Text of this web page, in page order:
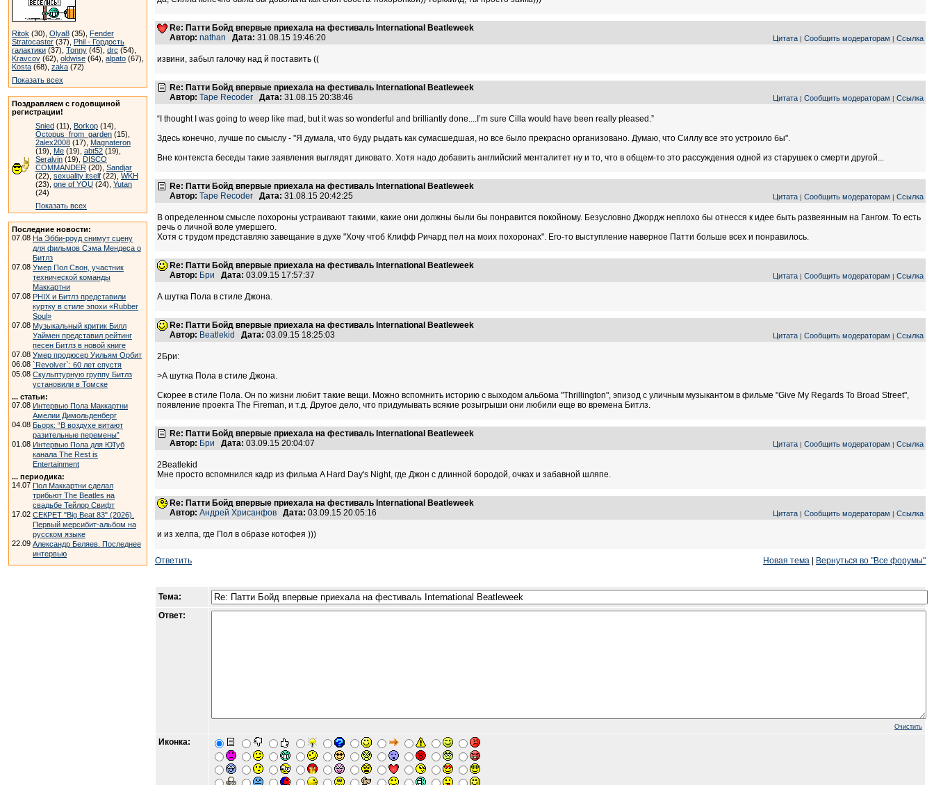
Ritok (30), Olya8 (35), Fender
Stratocaster (37), Phil - Гордость
галактики (37), Tonny (45), drc (54),
Kravcov (62), oldwise (64), alpato (67),
Kosta (68), zaka (72)
Показать всех
Поздравляем с годовщиной
регистрации!
Snied (11), Borkop (14),
Octopus_from_garden (15),
2alex2008 (17), Magnateron
(19), Me (19), abt52 (19),
Seralvin (19), DISCO
COMMANDER (20), Sandjar
(22), sexuality itself (22), WKH
(23), one of YOU (24), Yutan
(24)
Показать всех
Последние новости:
07.08 На Эбби-роуд снимут сцену
для фильмов Сэма Мендеса о
Битлз
07.08 Умер Пол Свон, участник
технической команды
Маккартни
07.08 PHIX и Битлз представили
куртку в стиле эпохи «Rubber
Soul»
07.08 Музыкальный критик Билл
Уаймен представил рейтинг
песен Битлз в новой книге
07.08 Умер продюсер Уильям Орбит
06.08 `Revolver`: 60 лет спустя
05.08 Скульптурную группу Битлз
установили в Томске
... статьи:
07.08 Интервью Пола Маккартни
Амелии Димольденберг
04.08 Бьорк: “В воздухе витают
разительные перемены”
01.08 Интервью Пола для ЮТуб
канала The Rest is
Entertainment
... периодика:
14.07 Пол Маккартни сделал
трибьют The Beatles на
свадьбе Тейлор Свифт
17.02 СЕКРЕТ "Big Beat 83" (2026).
Первый мерсибит-альбом на
русском языке
22.09 Александр Беляев. Последнее
интервью
Re: Патти Бойд впервые приехала на фестиваль International Beatleweek
Автор: nathan Дата: 31.08.15 19:46:20 Цитата | Сообщить модераторам | Ссылка
извини, забыл галочку над й поставить ((
Re: Патти Бойд впервые приехала на фестиваль International Beatleweek
Автор: Tape Recoder Дата: 31.08.15 20:38:46 Цитата | Сообщить модераторам | Ссылка
“I thought I was going to weep like mad, but it was so wonderful and brilliantly done....I’m sure Cilla would have been really pleased.”
Здесь конечно, лучше по смыслу - "Я думала, что буду рыдать как сумасшедшая, но все было прекрасно организовано. Думаю, что Силлу все это устроило бы".
Вне контекста беседы такие заявления выглядят диковато. Хотя надо добавить английский менталитет ну и то, что в общем-то это рассуждения одной из старушек о смерти другой...
Re: Патти Бойд впервые приехала на фестиваль International Beatleweek
Автор: Tape Recoder Дата: 31.08.15 20:42:25 Цитата | Сообщить модераторам | Ссылка
В определенном смысле похороны устраивают такими, какие они должны были бы понравится покойному. Безусловно Джордж неплохо бы отнесся к идее быть развеянным на Гангом. То есть
речь о личной воле умершего.
Хотя с трудом представляю завещание в духе "Хочу чтоб Клифф Ричард пел на моих похоронах". Его-то выступление наверное Патти больше всех и понравилось.
Re: Патти Бойд впервые приехала на фестиваль International Beatleweek
Автор: Бри Дата: 03.09.15 17:57:37 Цитата | Сообщить модераторам | Ссылка
А шутка Пола в стиле Джона.
Re: Патти Бойд впервые приехала на фестиваль International Beatleweek
Автор: Beatlekid Дата: 03.09.15 18:25:03 Цитата | Сообщить модераторам | Ссылка
2Бри:
>А шутка Пола в стиле Джона.
Скорее в стиле Пола. Он по жизни любит такие вещи. Можно вспомнить историю с выходом альбома "Thrillington", эпизод с уличным музыкантом в фильме "Give My Regards To Broad Street",
появление проекта The Fireman, и т.д. Другое дело, что придумывать всякие розыгрыши они любили еще во времена Битлз.
Re: Патти Бойд впервые приехала на фестиваль International Beatleweek
Автор: Бри Дата: 03.09.15 20:04:07 Цитата | Сообщить модераторам | Ссылка
2Beatlekid
Мне просто вспомнился кадр из фильма A Hard Day's Night, где Джон с длинной бородой, очках и забавной шляпе.
Re: Патти Бойд впервые приехала на фестиваль International Beatleweek
Автор: Андрей Хрисанфов Дата: 03.09.15 20:05:16 Цитата | Сообщить модераторам | Ссылка
и из хелпа, где Пол в образе котофея )))
Ответить Новая тема Вернуться во "Все форумы"
Тема:
Ответ:
Очистить
Иконка: